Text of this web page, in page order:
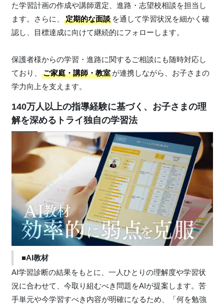
た学習計画の作成や講師選定、進路・志望校相談を担当し
ます。さらに、
定期的な面談を通して学習状況を細かく確
認し、目標達成に向けて継続的にフォローします。
保護者様からの学習・進路に関するご相談にも随時対応し
ており、
ご家庭・講師・教室が連携しながら、お子さまの
学力向上を支えます。
140万人以上の指導経験に基づく、お子さまの理
解を深めるトライ独自の学習法
■AI教材
AI学習診断の結果をもとに、一人ひとりの理解度や学習状
況に合わせて、今取り組むべき問題をAIが提案します。苦
手単元や今学習すべき内容が明確になるため、「何を勉強